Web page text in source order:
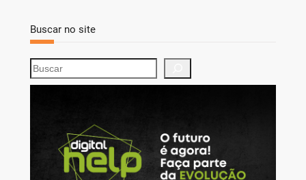
Buscar no site
S
e